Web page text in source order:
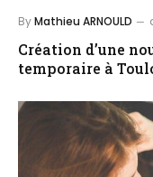
ByMathieu ARNOULD
Création d’une
temporaire à